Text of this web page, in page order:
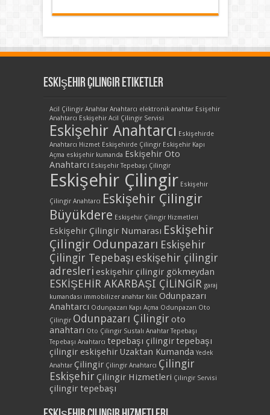
Eskişehir Çilingir Etiketler
Acil Çilingir Anahtar Anahtarcı elektronik anahtar Esişehir
Anahtarcı Eskişehir Acil Çilingir Servisi
Eskişehir Anahtarcı Eskişehirde
Anahtarcı Hizmet Eskişehirde Çilingir Eskişehir Kapı
Açma eskişehir kumanda Eskişehir Oto
Anahtarcı Eskişehir Tepebaşı Çilingir
Eskişehir Çilingir Eskişehir
Çilingir Anahtarcı Eskişehir Çilingir
Büyükdere Eskişehir Çilingir Hizmetleri
Eskişehir Çilingir Numarası Eskişehir
Çilingir Odunpazarı Eskişehir
Çilingir Tepebaşı eskişehir çilingir
adresleri eskişehir çilingir gökmeydan
ESKİŞEHİR AKARBAŞI ÇİLİNGİR garaj
kumandası immobilizer anahtar Kilit Odunpazarı
Anahtarcı Odunpazarı Kapı Açma Odunpazarı Oto
Çilingir Odunpazarı Çilingiroto
anahtarı Oto Çilingir Sustalı Anahtar Tepebaşı
Tepebaşı Anahtarcı tepebaşı çilingirtepebaşı
çilingir eskişehir Uzaktan Kumanda Yedek
Anahtar Çilingir Çilingir Anahtarcı Çilingir
EskişehirÇilingir Hizmetleri Çilingir Servisi
çilingir tepebaşı